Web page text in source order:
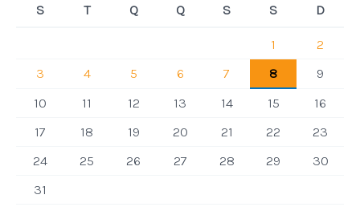
S T Q Q S S D
1
2
3
4 5 6 7 8
9
10
11 12 13 14 15
16
17
18 19 20 21 22
23
24
25 26 27 28 29
30
31